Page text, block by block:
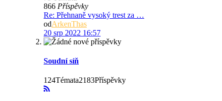
866 Příspěvky
Re: Přehnaně vysoký trest za …
odArkenThas
20 srp 2022 16:57
Soudní síň
124Témata2183Příspěvky